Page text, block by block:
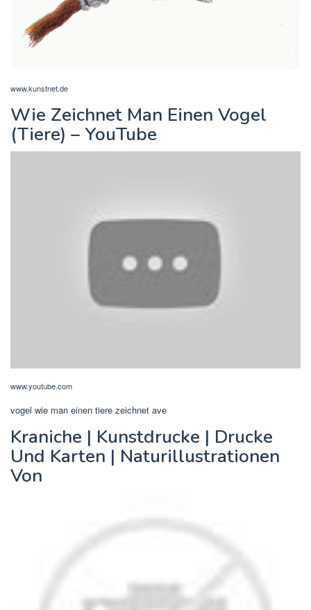
www.kunstnet.de
Wie Zeichnet Man Einen Vogel
(Tiere) – YouTube
www.youtube.com
vogel wie man einen tiere zeichnet ave
Kraniche | Kunstdrucke | Drucke
Und Karten | Naturillustrationen
Von